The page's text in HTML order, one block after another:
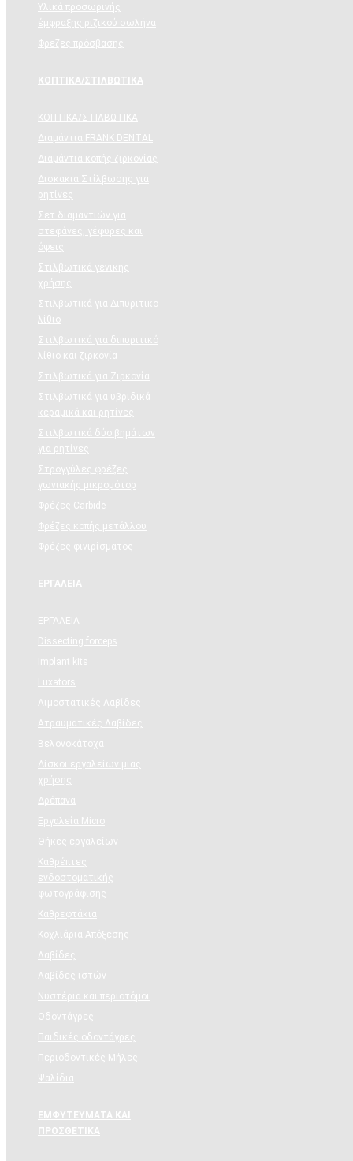
Υλικά προσωρινής
έμφραξης ριζικού σωλήνα
Φρεζες πρόσβασης
ΚΟΠΤΙΚΑ/ΣΤΙΛΒΩΤΙΚΑ
ΚΟΠΤΙΚΑ/ΣΤΙΛΒΩΤΙΚΑ
Διαμάντια FRANK DENTAL
Διαμάντια κοπής ζιρκονίας
Δισκακια Στίλβωσης για
ρητίνες
Σετ διαμαντιών για
στεφάνες, γέφυρες και
όψεις
Στιλβωτικά γενικής
χρήσης
Στιλβωτικά για Διπυριτικο
λίθιο
Στιλβωτικά για διπυριτικό
λίθιο και ζιρκονία
Στιλβωτικά για Ζιρκονία
Στιλβωτικά για υβριδικά
κεραμικά και ρητίνες
Στιλβωτικά δύο βημάτων
για ρητίνες
Στρογγύλες φρέζες
γωνιακής μικρομότορ
Φρέζες Carbide
Φρέζες κοπής μετάλλου
Φρέζες φινιρίσματος
ΕΡΓΑΛΕΙΑ
ΕΡΓΑΛΕΙΑ
Dissecting forceps
Implant kits
Luxators
Αιμοστατικές Λαβίδες
Ατραυματικές Λαβίδες
Βελονοκάτοχα
Δίσκοι εργαλείων μίας
χρήσης
Δρέπανα
Εργαλεία Micro
Θήκες εργαλείων
Καθρέπτες
ενδοστοματικής
φωτογράφισης
Καθρεφτάκια
Κοχλιάρια Απόξεσης
Λαβίδες
Λαβίδες ιστών
Νυστέρια και περιοτόμοι
Οδοντάγρες
Παιδικές οδοντάγρες
Περιοδοντικές Μήλες
Ψαλίδια
ΕΜΦΥΤΕΥΜΑΤΑ ΚΑΙ
ΠΡΟΣΘΕΤΙΚΑ